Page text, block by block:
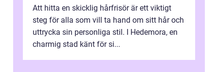
Att hitta en skicklig hårfrisör är ett viktigt
steg för alla som vill ta hand om sitt hår och
uttrycka sin personliga stil. I Hedemora, en
charmig stad känt för si...